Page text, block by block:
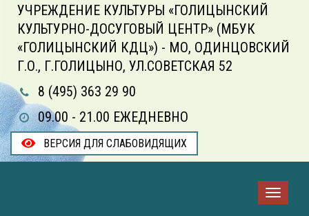
УЧРЕЖДЕНИЕ КУЛЬТУРЫ «ГОЛИЦЫНСКИЙ
КУЛЬТУРНО-ДОСУГОВЫЙ ЦЕНТР» (МБУК
«ГОЛИЦЫНСКИЙ КДЦ») - МО, ОДИНЦОВСКИЙ
Г.О., Г.ГОЛИЦЫНО, УЛ.СОВЕТСКАЯ 52
8 (495) 363 29 90
09.00 - 21.00 ЕЖЕДНЕВНО
ВЕРСИЯ ДЛЯ СЛАБОВИДЯЩИХ